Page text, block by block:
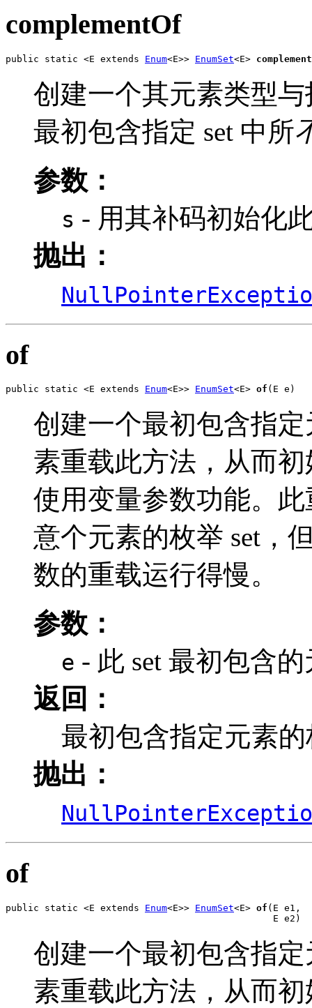
complementOf
public static <E extends Enum<E>> EnumSet<E>
创建一个其元素类型与
最初包含指定 set 中所
参数：
s - 用其补码初始化
抛出：
of
public static <E extends Enum<E>> EnumSet<E> of (E e)
创建一个最初包含指定
素重载此方法，从而
使用变量参数功能。
意个元素的枚举 set，
数的重载运行得慢。
参数：
e - 此 set 最初包含
返回：
最初包含指定元素的
抛出：
of
public static <E extends Enum<E>> EnumSet<E> of (E e1,
                                                E e2)
创建一个最初包含指定
素重载此方法，从而